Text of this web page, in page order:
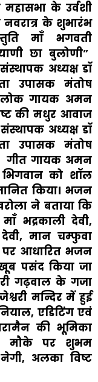
के उर्वशी
के शुभारंभ
माँ भगवती
छा बुलोणी”
अध्यक्ष डॉ
उपासक मंतोष
लोक गायक अमन
की मधुर आवाज
अध्यक्ष डॉ
उपासक मंतोष
गीत गायक अमन
को शॉल
किया। भजन
ने बताया कि
भद्रकाली देवी,
मान चम्फुवा
आधारित भजन
खूब पसंद किया जा
गढ़वाल के गजा
मन्दिर में हुई
एडिटिंग एवं
की भूमिका
मौके पर शुभम
अलका विष्ट